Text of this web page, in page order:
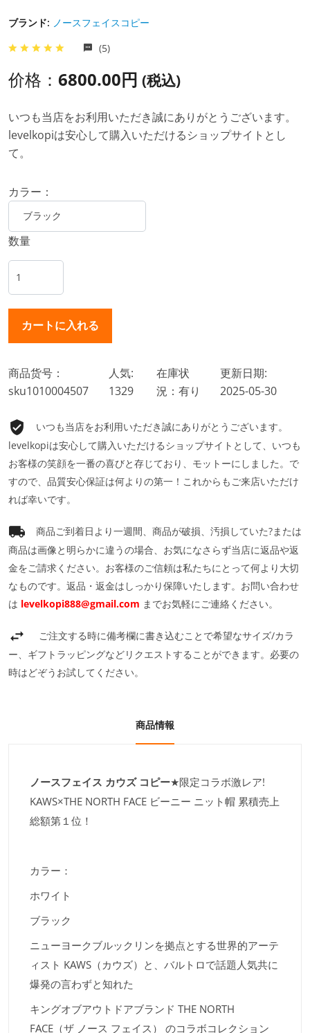
ブランド: ノースフェイスコピー
(5)
价格： 6800.00円 (税込)
いつも当店をお利用いただき誠にありがとうございます。
levelkopiは安心して購入いただけるショップサイトとし
て。
カラー：
数量
商品货号：
sku1010004507
人気:
1329
在庫状
況：有り
更新日期:
2025-05-30
いつも当店をお利用いただき誠にありがとうございます。
levelkopiは安心して購入いただけるショップサイトとして、いつも
お客様の笑顔を一番の喜びと存じており、モットーにしました。で
すので、品質安心保証は何よりの第一！これからもご来店いただけ
れば幸いです。
商品ご到着日より一週間、商品が破損、汚損していた?または
商品は画像と明らかに違うの場合、お気になさらず当店に返品や返
金をご請求ください。お客様のご信頼は私たちにとって何より大切
なものです。返品・返金はしっかり保障いたします。お問い合わせ
は levelkopi888@gmail.com までお気軽にご連絡ください。
ご注文する時に備考欄に書き込むことで希望なサイズ/カラ
ー、ギフトラッピングなどリクエストすることができます。必要の
時はどぞうお試してください。
商品情報
ノースフェイス カウズ コピー★限定コラボ激レア!
KAWS×THE NORTH FACE ビーニー ニット帽 累積売上
総額第１位！
カラー：
ホワイト
ブラック
ニューヨークブルックリンを拠点とする世界的アーテ
ィスト KAWS（カウズ）と、バルトロで話題人気共に
爆発の言わずと知れた
キングオブアウトドアブランド THE NORTH
FACE（ザ ノース フェイス） のコラボコレクション